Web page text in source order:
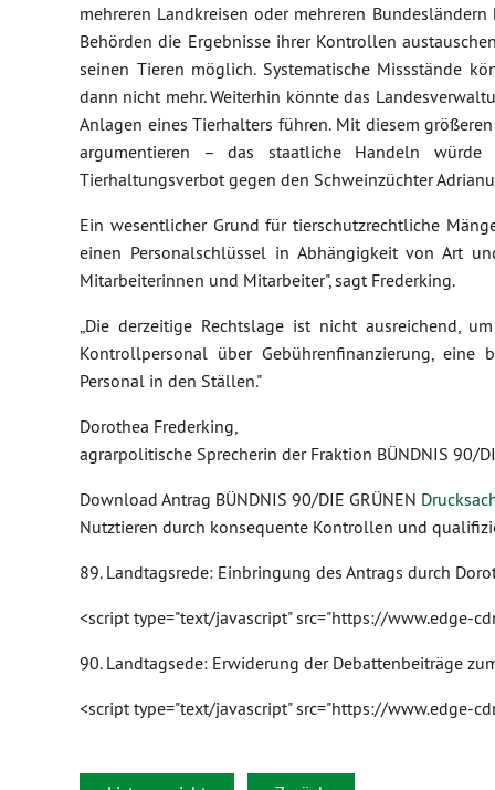
mehreren Landkreisen oder mehreren
Behörden die Ergebnisse ihrer Kontrollen
seinen Tieren möglich. Systematische Missstände
dann nicht mehr. Weiterhin könnte das
Anlagen eines Tierhalters führen. Mit diesem
argumentieren – das staatliche Handeln
Tierhaltungsverbot gegen den Schweinzüchter
Ein wesentlicher Grund für tierschutzrechtliche
einen Personalschlüssel in Abhängigkeit von Art
Mitarbeiterinnen und Mitarbeiter", sagt Frederking.
„Die derzeitige Rechtslage ist nicht ausreichend,
Kontrollpersonal über Gebührenfinanzierung,
Personal in den Ställen."
Dorothea Frederking,
agrarpolitische Sprecherin der Fraktion BÜNDNIS 90/
Download Antrag BÜNDNIS 90/DIE GRÜNEN
Nutztieren durch konsequente Kontrollen und
89. Landtagsrede: Einbringung des Antrags durch
<script type="text/javascript" src="https://www.edge-
90. Landtagsede: Erwiderung der Debattenbeiträge
<script type="text/javascript" src="https://www.edge-